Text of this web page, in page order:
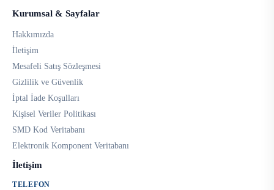
Kurumsal & Sayfalar
Hakkımızda
İletişim
Mesafeli Satış Sözleşmesi
Gizlilik ve Güvenlik
İptal İade Koşulları
Kişisel Veriler Politikası
SMD Kod Veritabanı
Elektronik Komponent Veritabanı
İletişim
TELEFON